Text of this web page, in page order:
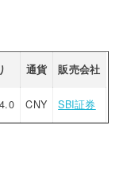
通貨 販売会社
CNY SBI証券